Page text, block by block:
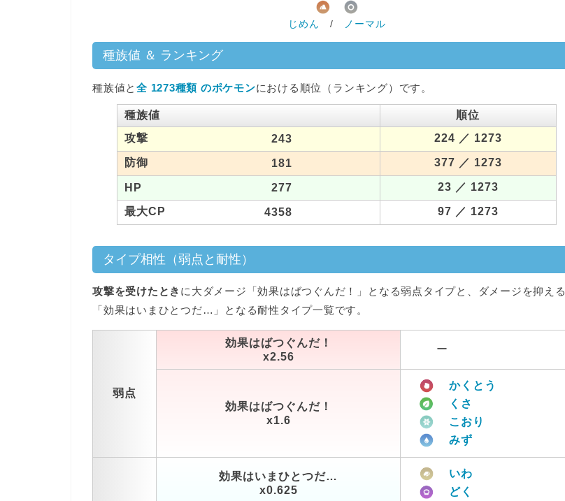
じめん / ノーマル
種族値 ＆ ランキング
種族値と全 1273種類 のポケモンにおける順位（ランキング）です。
種族値
順位
攻撃
243 224 ／ 1273
防御 181 377 ／ 1273
HP 277 23 ／ 1273
最大CP 4358 97 ／ 1273
タイプ相性（弱点と耐性）
攻撃を受けたとき に大ダメージ「効果はばつぐんだ！」となる弱点タイプと、ダメージを抑える
「効果はいまひとつだ…」となる耐性タイプ一覧です。
弱点
効果はばつぐんだ！
x2.56
ー
効果はばつぐんだ！
x1.6
かくとう
くさ
こおり
みず
効果はいまひとつだ…
x0.625
いわ
どく